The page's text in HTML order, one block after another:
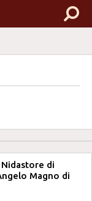
di
Magno di